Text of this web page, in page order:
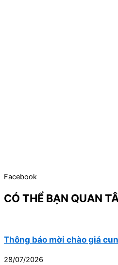
Facebook
CÓ THỂ BẠN QUAN
Thông báo mời chào giá
28/07/2026